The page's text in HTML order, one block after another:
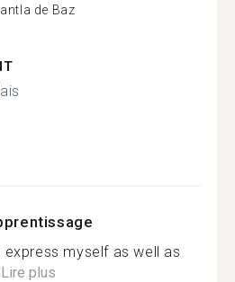
de Baz
myself as well as
Lire plus